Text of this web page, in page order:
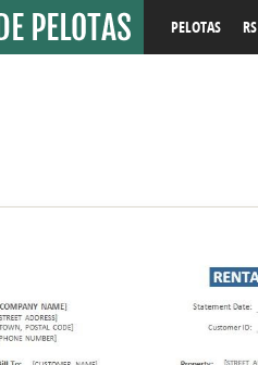
PELOTAS RS